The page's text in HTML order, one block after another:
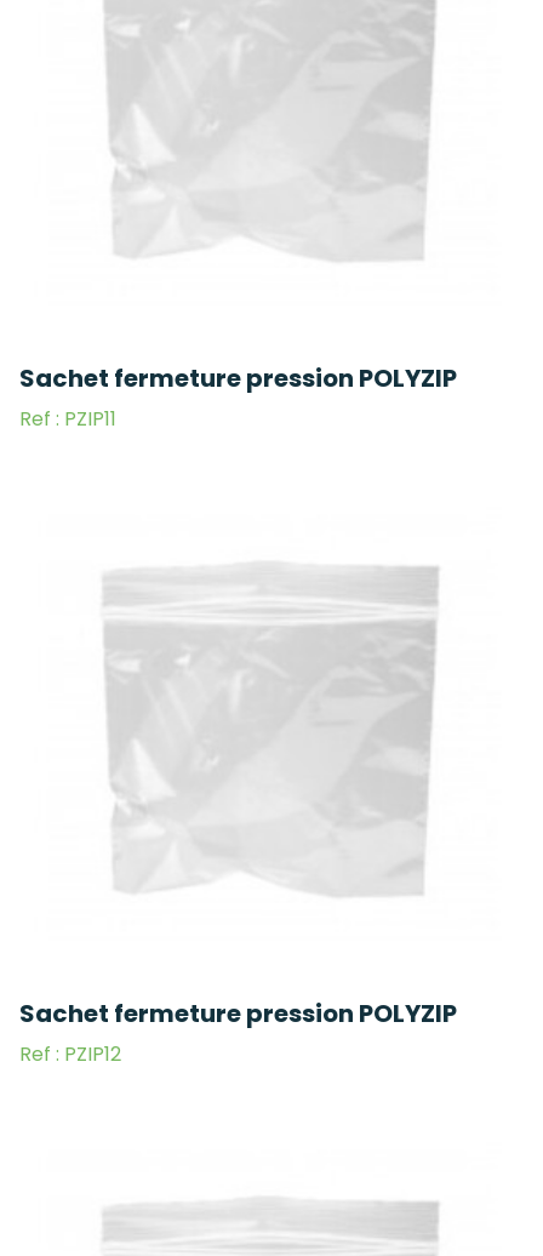
Sachet fermeture pression POLYZIP
Ref : PZIP11
Sachet fermeture pression POLYZIP
Ref : PZIP12